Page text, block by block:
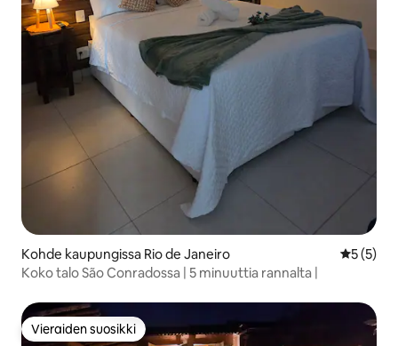
Kohde kaupungissa Rio de Janeiro
5 (5)
Koko talo São Conradossa | 5 minuuttia rannalta |
Vieraiden suosikki
Vieraiden suosikki